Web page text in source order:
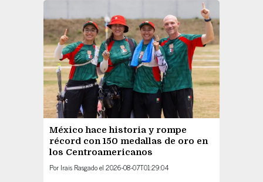
México hace historia y rompe
récord con 150 medallas de oro en
los Centroamericanos
Por Irais Rasgadoel 2026-08-07T01:29:04